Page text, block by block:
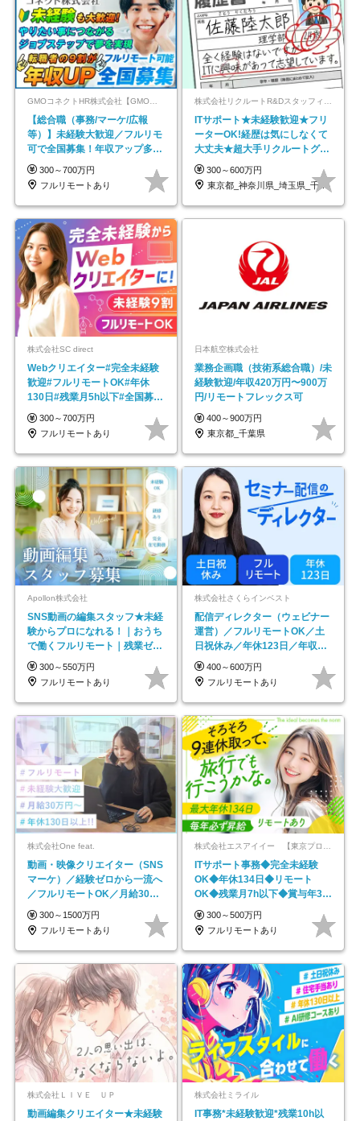
GMOコネクトHR株式会社【GMOインターネットグループ】
【総合職（事務/マーケ/広報
等）】未経験大歓迎／フルリモ
可で全国募集！年収アップ多数
★年休最大130日★
300～700万円
フルリモートあり
ITサポート★未経験歓迎★フリ
ーターOK!経歴は気にしなくて
大丈夫★超大手リクルートグル
ープの正社員/sg
300～600万円
東京都_神奈川県_埼玉県_千葉県_大阪府…
株式会社SC direct
Webクリエイター#完全未経験
歓迎#フルリモートOK#年休
130日#残業月5h以下#全国募集
#最大1年の研修
300～700万円
フルリモートあり
日本航空株式会社
業務企画職（技術系総合職）/未
経験歓迎/年収420万円〜900万
円/リモートフレックス可
400～900万円
東京都_千葉県
Apollon株式会社
SNS動画の編集スタッフ★未経
験からプロになれる！｜おうち
で働くフルリモート｜残業ゼロ
で18時退勤◎
300～550万円
フルリモートあり
株式会社さくらインベスト
配信ディレクター（ウェビナー
運営）／フルリモートOK／土
日祝休み／年休123日／年収
600万円可
400～600万円
フルリモートあり
株式会社One feat.
動画・映像クリエイター（SNS
マーケ）／経験ゼロから一流へ
／フルリモートOK／月給30万
円～／年休130日以上
300～1500万円
フルリモートあり
ITサポート事務◆完全未経験
OK◆年休134日◆リモート
OK◆残業月7h以下◆賞与年3回
◆5年目まで必ず昇給
300～500万円
フルリモートあり
株式会社ＬＩＶＥ ＵＰ
動画編集クリエイター★未経験
株式会社ミライル
IT事務*未経験歓迎*残業10h以